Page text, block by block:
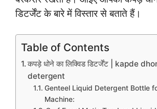
डिटर्जेंट के बारे में विस्तार से बताते हैं।
Table of Contents
कपड़े धोने का लिक्विड डिटर्जेंट | kapde
detergent
Genteel Liquid Detergent Bottle
Machine: